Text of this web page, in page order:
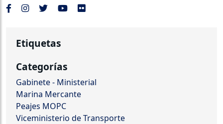
Etiquetas
Categorías
Gabinete - Ministerial
Marina Mercante
Peajes MOPC
Viceministerio de Transporte